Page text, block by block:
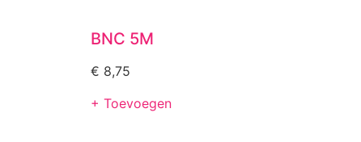
BNC 5M
€ 8,75
+ Toevoegen